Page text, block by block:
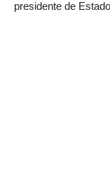
presidente de